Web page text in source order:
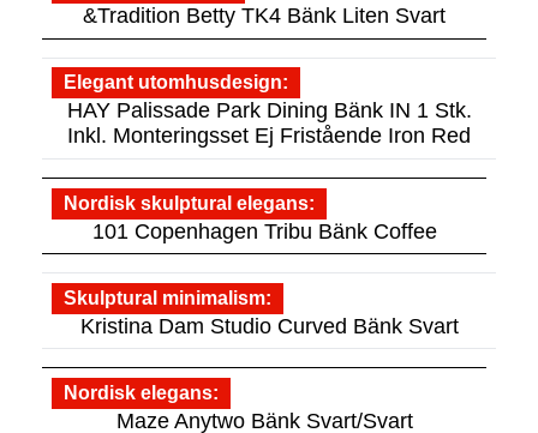
&Tradition Betty TK4 Bänk Liten Svart
Elegant utomhusdesign
HAY Palissade Park Dining Bänk IN 1 Stk.
Inkl. Monteringsset Ej Fristående Iron Red
Nordisk skulptural elegans
101 Copenhagen Tribu Bänk Coffee
Skulptural minimalism
Kristina Dam Studio Curved Bänk Svart
Nordisk elegans
Maze Anytwo Bänk Svart/Svart